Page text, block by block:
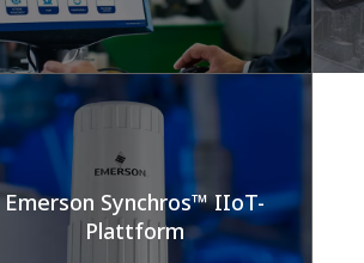
Emerson Synchros™ IIoT-
Plattform​